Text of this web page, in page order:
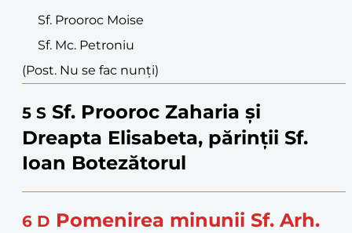
Sf. Prooroc Moise
Sf. Mc. Petroniu
(Post. Nu se fac nunți)
5 S Sf. Prooroc Zaharia și
Dreapta Elisabeta, părinții Sf.
Ioan Botezătorul
6 D Pomenirea minunii Sf. Arh.